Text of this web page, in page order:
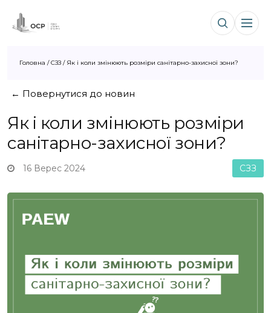
Головна /СЗЗ / Як і коли змінюють розміри санітарно-захисної зони?
← Повернутися до новин
16 Верес 2024 СЗЗ
Як і коли змінюють розміри
санітарно-захисної зони?